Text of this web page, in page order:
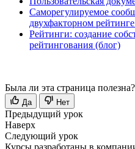
Саморегулируемое
двухфакторном
Рейтинги: создание
рейтингования (блог)
Была ли эта страница полезна?
Да Нет
Предыдущий урок
Наверх
Следующий урок